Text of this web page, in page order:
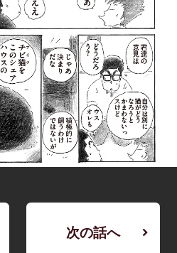
次の話へ